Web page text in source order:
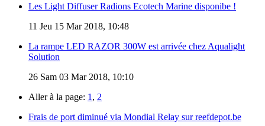
Les Light Diffuser Radions Ecotech Marine disponibe !
11 Jeu 15 Mar 2018, 10:48
La rampe LED RAZOR 300W est arrivée chez Aqualight
Solution
26 Sam 03 Mar 2018, 10:10
Aller à la page: 1 , 2
Frais de port diminué via Mondial Relay sur reefdepot.be